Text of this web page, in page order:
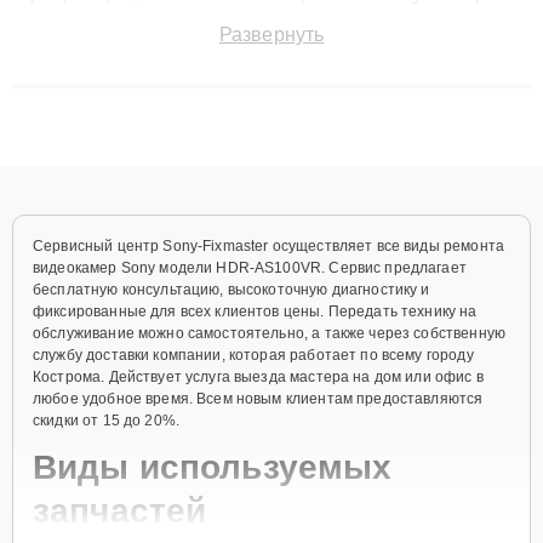
до 3 лет. Наши мастера решают сложные случаи: от замены
Развернуть
Сервисный центр Sony-Fixmaster осуществляет все виды ремонта
видеокамер Sony модели HDR-AS100VR. Сервис предлагает
бесплатную консультацию, высокоточную диагностику и
фиксированные для всех клиентов цены. Передать технику на
обслуживание можно самостоятельно, а также через собственную
службу доставки компании, которая работает по всему городу
Кострома. Действует услуга выезда мастера на дом или офис в
любое удобное время. Всем новым клиентам предоставляются
скидки от 15 до 20%.
Виды используемых
запчастей